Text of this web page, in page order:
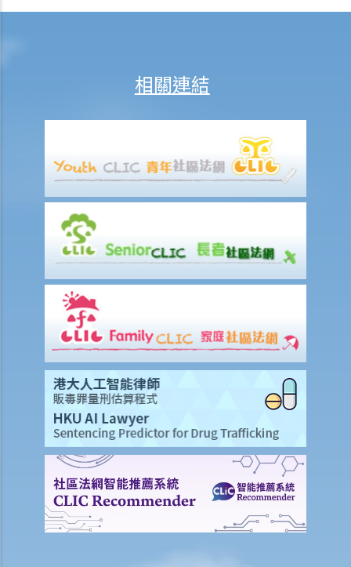
法庭強迫業主以最初的條款將物業出租給我？
4. 我以三年租期租用一物業。結果，我在裝修和購買適合物業尺寸和佈
局的家具上花了相當多的錢。然而，業主依賴中斷租期條款，在第二年
開始時向我發出遷出通知書。與此同時，業主威脅我，如果我想留下
來，我必須在剩餘的租期內支付額外的租金，否則我必須自費將物業恢
復原狀。這是否公平？我可以向業主申索賠償嗎？
5. 怎樣計算終止租賃時的通知期？如果通知期訂明為一個月，是從通知
日起計算嗎？還是從下一個月一日起開始計算？
6. 我的鄰居每天晚上都製造大量噪音。我和子女都難以入睡。我有權提
出終止租約嗎？
7. 我租用了一個有露台的單位卻發現露台原來是僭建物。後來業主將露
台拆除。我可否終止租約？
判決摘要1：租客交還鎖匙給業主這個單一事實本身並不足以完結租賃
（High Yield Ltd 訴 Home Essentials (HK) Ltd）
判決摘要2：僅僅是經營成本或延誤或經營困難，並不足以引起受挫失
效的法律原則（Vember Lord Ltd 訴 The Swatch Group (Hong Kong)
業主將有租約之物業出售
1. 我打算賣掉最近升了值的出租物業，怎樣才可以解除我在有關租賃內
相關連結